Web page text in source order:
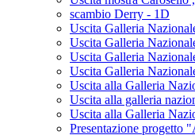
scambio Derry - 1D
Uscita Galleria
Uscita Galleria
Uscita Galleria
Uscita Galleria
Uscita alla Galleria
Uscita alla galleria
Uscita alla Galleria
Presentazione progetto